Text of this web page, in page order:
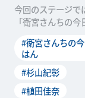
今回のステージで
「衛宮さんちの
ん」）第八話「遠
目
#衛宮さんちの
はん
#杉山紀彰
#植田佳奈